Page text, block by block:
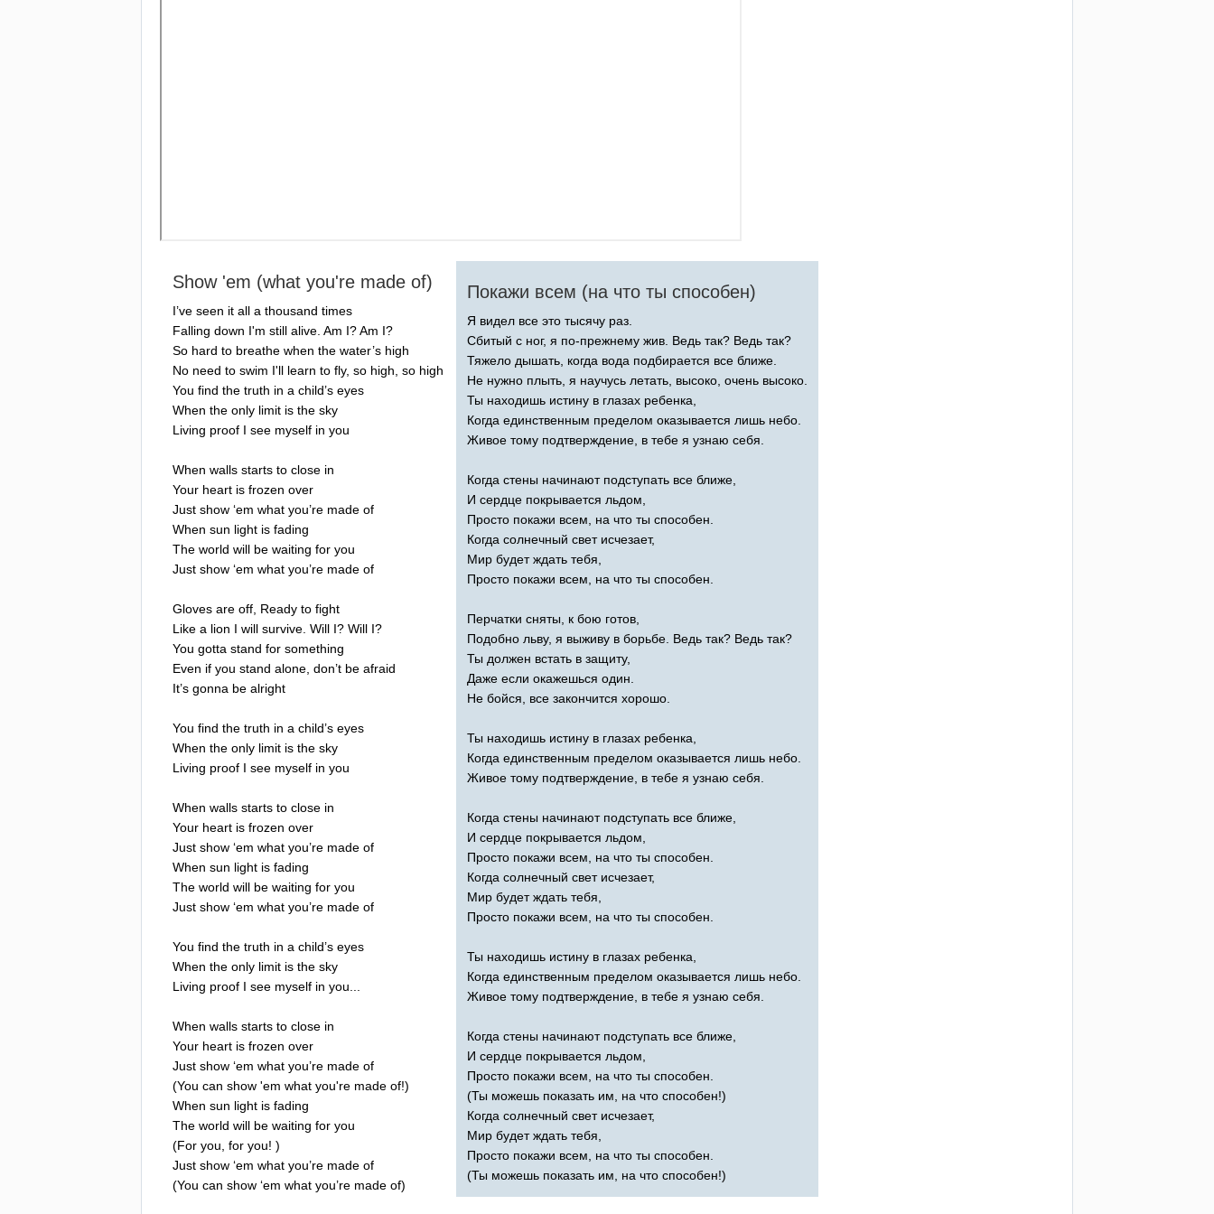
Show'em (what you're made of)
I’ve seen it all a thousand times
Falling down I'm still alive Am I?Am I?
So hard to breathe when the water’s high
No need to swim I'll learn to fly, so high so high
You find the truth in a child’s eyes
When the only limit is the sky
Living proof I see myself in you
When walls starts to close in
Your heart is frozen over
Just show ‘em what you’re made of
When sun light is fading
The world will be waiting for you
Just show ‘em what you’re made of
Gloves are off Ready to fight
Like a lion I will survive Will I? Will I?
You gotta stand for something
Even if you stand alone don’t be afraid
It’s gonna be alright
You find the truth in a child’s eyes
When the only limit is the sky
Living proof I see myself in you
When walls starts to close in
Your heart is frozen over
Just show ‘em what you’re made of
When sun light is fading
The world will be waiting for you
Just show ‘em what you’re made of
You find the truth in a child’s eyes
When the only limit is the sky
Living proof I see myself in you
When walls starts to close in
Your heart is frozen over
Just show ‘em what you’re made of
(You can show 'em what you're made of!)
When sun light is fading
The world will be waiting for you
(For you for you! )
Just show ‘em what you’re made of
(You can show ‘em what you’re made of)
Покажи всем (на что ты способен)
Я видел все это тысячу раз.
Сбитый с ног, я по-прежнему жив. Ведь так? Ведь так?
Тяжело дышать, когда вода подбирается все ближе.
Не нужно плыть, я научусь летать, высоко, очень высоко.
Ты находишь истину в глазах ребенка,
Когда единственным пределом оказывается лишь небо.
Живое тому подтверждение, в тебе я узнаю себя.
Когда стены начинают подступать все ближе,
И сердце покрывается льдом,
Просто покажи всем, на что ты способен.
Когда солнечный свет исчезает,
Мир будет ждать тебя,
Просто покажи всем, на что ты способен.
Перчатки сняты, к бою готов,
Подобно льву, я выживу в борьбе. Ведь так? Ведь так?
Ты должен встать в защиту,
Даже если окажешься один.
Не бойся, все закончится хорошо.
Ты находишь истину в глазах ребенка,
Когда единственным пределом оказывается лишь небо.
Живое тому подтверждение, в тебе я узнаю себя.
Когда стены начинают подступать все ближе,
И сердце покрывается льдом,
Просто покажи всем, на что ты способен.
Когда солнечный свет исчезает,
Мир будет ждать тебя,
Просто покажи всем, на что ты способен.
Ты находишь истину в глазах ребенка,
Когда единственным пределом оказывается лишь небо.
Живое тому подтверждение, в тебе я узнаю себя.
Когда стены начинают подступать все ближе,
И сердце покрывается льдом,
Просто покажи всем, на что ты способен.
(Ты можешь показать им, на что способен!)
Когда солнечный свет исчезает,
Мир будет ждать тебя,
Просто покажи всем, на что ты способен.
(Ты можешь показать им, на что способен!)